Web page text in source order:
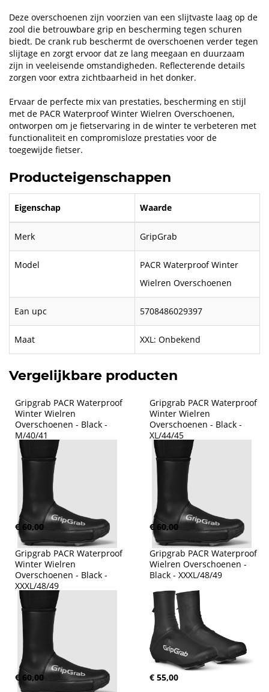
Deze overschoenen zijn voorzien van een slijtvaste laag op de
zool die betrouwbare grip en bescherming tegen schuren
biedt. De crank rub beschermt de overschoenen verder tegen
slijtage en zorgt ervoor dat ze lang meegaan en duurzaam
zijn in veeleisende omstandigheden. Reflecterende details
zorgen voor extra zichtbaarheid in het donker.
Ervaar de perfecte mix van prestaties, bescherming en stijl
met de PACR Waterproof Winter Wielren Overschoenen,
ontworpen om je fietservaring in de winter te verbeteren met
functionaliteit en compromisloze prestaties voor de
toegewijde fietser.
Producteigenschappen
Eigenschap Waarde
Merk GripGrab
Model
PACR Waterproof Winter
Wielren Overschoenen
Ean upc 5708486029397
Maat XXL: Onbekend
Vergelijkbare producten
Gripgrab PACR Waterproof
Winter Wielren
Overschoenen - Black -
M/40/41
€ 60,00
Gripgrab PACR Waterproof
Winter Wielren
Overschoenen - Black -
XL/44/45
€ 60,00
Gripgrab PACR Waterproof
Winter Wielren
Overschoenen - Black -
XXXL/48/49
€ 60,00
Gripgrab PACR Waterproof
Wielren Overschoenen -
Black - XXXL/48/49
€ 55,00